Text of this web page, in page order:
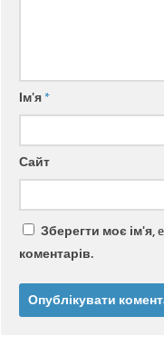
Ім'я*
Сайт
Зберегти моє ім'я,
коментарів.